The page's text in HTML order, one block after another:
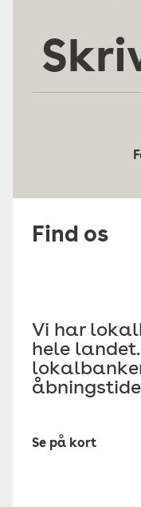
her
Find os
Vi har
hele
Se på kort